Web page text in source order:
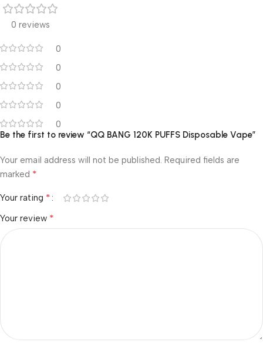
0 reviews
0
0
0
0
0
Be the first to review “QQ BANG 120K PUFFS Disposable Vape”
Your email address will not be published. Required fields are
marked *
Your rating *
Your review *